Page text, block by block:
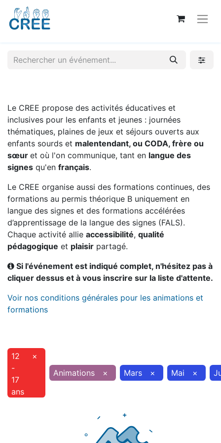
Le CREE propose des activités éducatives et
inclusives pour les enfants et jeunes : journées
thématiques, plaines de jeux et séjours ouverts aux
enfants sourds et malentendant, ou CODA, frère ou
sœur et où l'on communique, tant en langue des
signes qu'en français.
Le CREE organise aussi des formations continues, des
formations au permis théorique B uniquement en
langue des signes et des formations accélérées
d’apprentissage de la langue des signes (FALS).
Chaque activité allie accessibilité, qualité
pédagogique et plaisir partagé.
Si l'événement est indiqué complet, n'hésitez pas à
cliquer dessus et à vous inscrire sur la liste d'attente.
Voir nos conditions générales pour les animations et
formations
12
-
17
ans
×
Animations
× Mars × Mai ×